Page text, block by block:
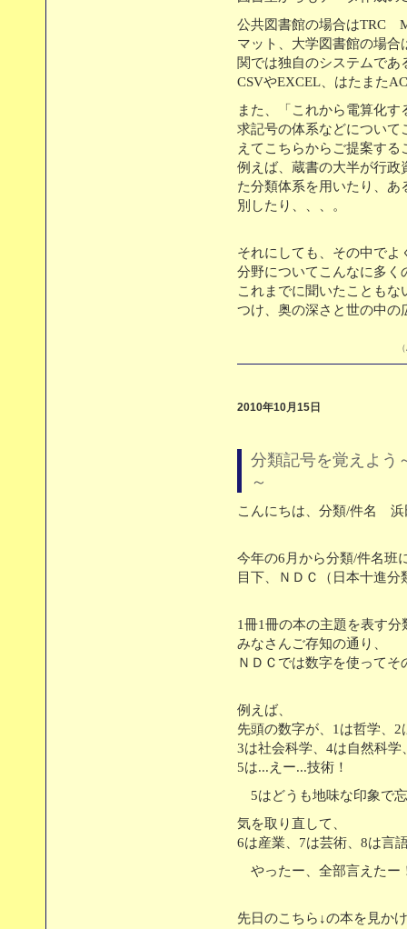
公共図書館の場合はTRC
マット、大学図書館の場合
関では独自のシステムで
CSVやEXCEL、はたまた
また、「これから電算化
求記号の体系などについて
えてこちらからご提案する
例えば、蔵書の大半が行政
た分類体系を用いたり、
別したり、、、。
それにしても、その中で
分野についてこんなに多く
これまでに聞いたことも
つけ、奥の深さと世の中の
2010年10月15日
分類記号を覚えよう
～
こんにちは、分類/件名 浜
今年の6月から分類/件名班
目下、ＮＤＣ（日本十進
1冊1冊の本の主題を表す分
みなさんご存知の通り、
ＮＤＣでは数字を使ってそ
例えば、
先頭の数字が、1は哲学、2
3は社会科学、4は自然科学
5は...えー...技術！
5はどうも地味な印象で
気を取り直して、
6は産業、7は芸術、8は言
やったー、全部言えた
先日のこちら↓の本を見か